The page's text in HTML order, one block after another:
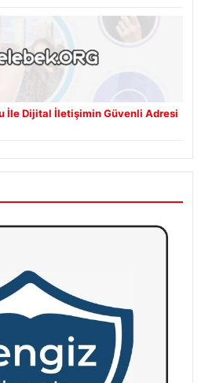
İle Dijital İletişimin Güvenli Adresi